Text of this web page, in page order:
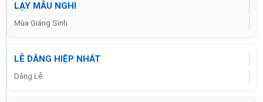
LẠY MẪU NGHI
Mùa Giáng Sinh
LỄ DÂNG HIỆP NHẤT
Dâng Lễ